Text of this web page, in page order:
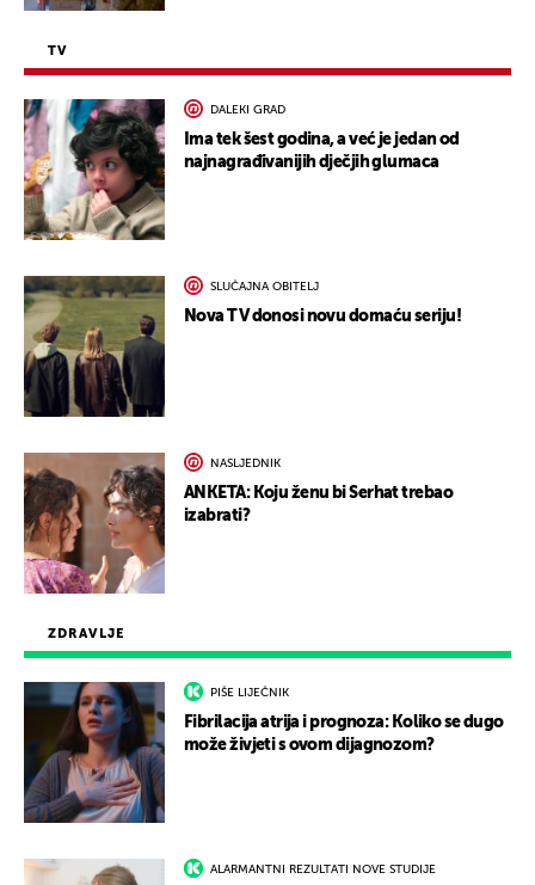
ZDRAVLJE
PIŠE LIJEČNIK
Fibrilacija atrija i prognoza: Koliko se dugo
može živjeti s ovom dijagnozom?
ALARMANTNI REZULTATI NOVE STUDIJE
TV
DALEKI GRAD
Ima tek šest godina, a već je jedan od
najnagrađivanijih dječjih glumaca
SLUČAJNA OBITELJ
Nova TV donosi novu domaću seriju!
NASLJEDNIK
ANKETA: Koju ženu bi Serhat trebao
izabrati?